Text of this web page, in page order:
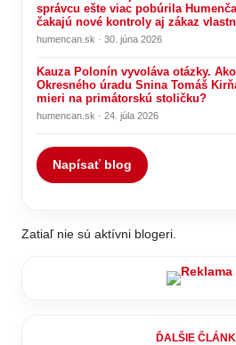
správcu ešte viac pobúrila
čakajú nové kontroly aj zákaz
humencan.sk · 30. júna 2026
Kauza Polonín vyvoláva otázky.
Okresného úradu Snina Tomáš
mieri na primátorskú stoličku?
humencan.sk · 24. júla 2026
Napísať blog
Zatiaľ nie sú aktívni blogeri.
ĎALŠIE